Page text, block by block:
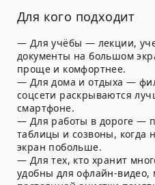
Для кого подходит
— Для учёбы — лекции,
документы на большом
проще и комфортнее.
— Для дома и отдыха —
соцсети раскрываются
смартфоне.
— Для работы в дороге —
таблицы и созвоны, когда
экран побольше.
— Для тех, кто хранит
удобны для офлайн-видео,